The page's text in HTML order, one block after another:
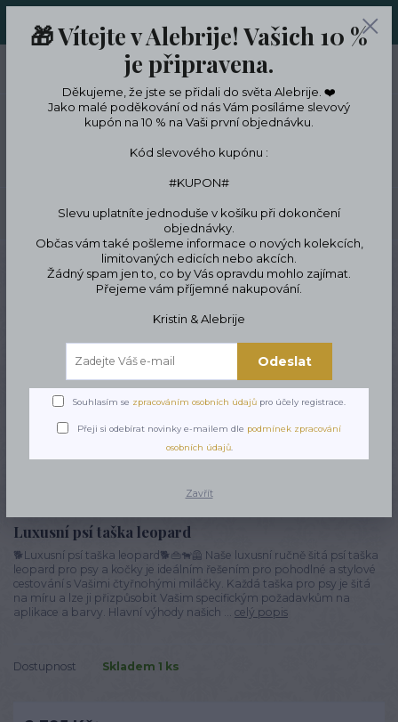
LIMITKÁCH
CZK
Hledat
Podle témat a zájmů Zvířata & jejich milovníci
milovníky psů
Luxusní psí taška leopard
Luxusní psí taška leopard
Luxusní psí taška leopard
🐕Luxusní psí taška leopard🐕👜🐕‍🦺 Naše luxusní ručně šitá psí taška
leopard pro psy a kočky je ideálním řešením pro pohodlné a stylové
cestování s Vašimi čtyřnohými miláčky. Každá taška pro psy je šitá
na míru a lze ji přizpůsobit Vašim specifickým požadavkům na
aplikace a barvy. Hlavní výhody našich ... celý popis
Dostupnost Skladem 1 ks
🎁 Vítejte v Alebrije! Vašich 10 %
je připravena.
Děkujeme, že jste se přidali do světa Alebrije. ❤️
Jako malé poděkování od nás Vám posíláme slevový
kupón na 10 % na Vaši první objednávku.
Kód slevového kupónu :
#KUPON#
Slevu uplatníte jednoduše v košíku při dokončení
objednávky.
Občas vám také pošleme informace o nových kolekcích,
limitovaných edicích nebo akcích.
Žádný spam jen to, co by Vás opravdu mohlo zajímat.
Přejeme vám příjemné nakupování.
Kristin & Alebrije
Odeslat
Souhlasím se zpracováním osobních údajů pro účely registrace.
Přeji si odebírat novinky e-mailem dle podmínek zpracování
osobních údajů.
Zavřít